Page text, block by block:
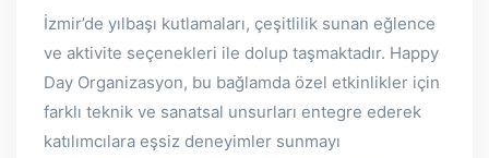
İzmir’de yılbaşı kutlamaları, çeşitlilik sunan eğlence
ve aktivite seçenekleri ile dolup taşmaktadır. Happy
Day Organizasyon, bu bağlamda özel etkinlikler için
farklı teknik ve sanatsal unsurları entegre ederek
katılımcılara eşsiz deneyimler sunmayı